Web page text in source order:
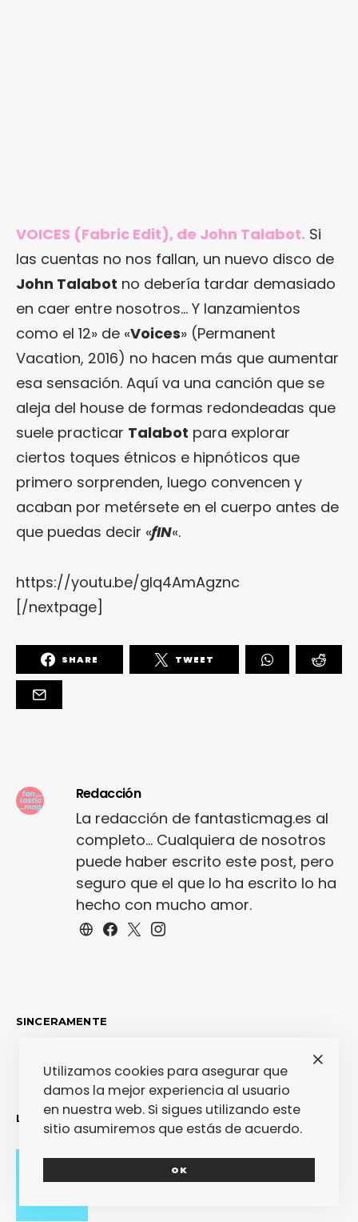
VOICES (Fabric Edit), de John Talabot. Si
las cuentas no nos fallan, un nuevo disco de
John Talabot no debería tardar demasiado
en caer entre nosotros… Y lanzamientos
como el 12» de «Voices» (Permanent
Vacation, 2016) no hacen más que aumentar
esa sensación. Aquí va una canción que se
aleja del house de formas redondeadas que
suele practicar Talabot para explorar
ciertos toques étnicos e hipnóticos que
primero sorprenden, luego convencen y
acaban por metérsete en el cuerpo antes de
que puedas decir «ƒIN«.
https://youtu.be/glq4AmAgznc
[/nextpage]
SHARE TWEET
Redacción
La redacción de fantasticmag.es al
completo... Cualquiera de nosotros
puede haber escrito este post, pero
seguro que el que lo ha escrito lo ha
hecho con mucho amor.
SINCERAMENTE
LO MÁS RECIENTE
Adiós con el corazón
Utilizamos cookies para asegurar que
damos la mejor experiencia al usuario
en nuestra web. Si sigues utilizando este
sitio asumiremos que estás de acuerdo.
OK